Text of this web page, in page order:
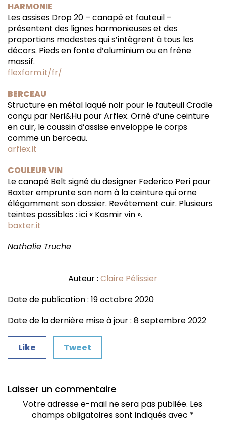
HARMONIE
Les assises Drop 20 – canapé et fauteuil –
présentent des lignes harmonieuses et des
proportions modestes qui s’intègrent à tous les
décors. Pieds en fonte d’aluminium ou en frêne
massif.
flexform.it/fr/
BERCEAU
Structure en métal laqué noir pour le fauteuil Cradle
conçu par Neri&Hu pour Arflex. Orné d’une ceinture
en cuir, le coussin d’assise enveloppe le corps
comme un berceau.
arflex.it
COULEUR VIN
Le canapé Belt signé du designer Federico Peri pour
Baxter emprunte son nom à la ceinture qui orne
élégamment son dossier. Revêtement cuir. Plusieurs
teintes possibles : ici « Kasmir vin ».
baxter.it
Nathalie Truche
Auteur : Claire Pélissier
Date de publication : 19 octobre 2020
Date de la dernière mise à jour : 8 septembre 2022
Like Tweet
Laisser un commentaire
Votre adresse e-mail ne sera pas publiée. Les
champs obligatoires sont indiqués avec *